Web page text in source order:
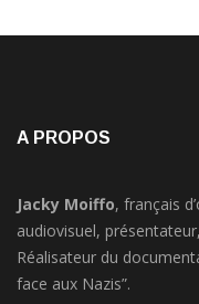
A PROPOS
Jacky Moiffo, français
audiovisuel,
Réalisateur du
face aux Nazis”.